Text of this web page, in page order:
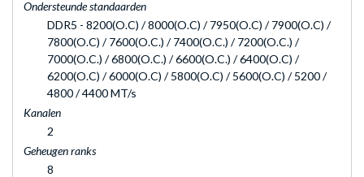
Ondersteunde standaarden
DDR5 - 8200(O.C) / 8000(O.C) / 7950(O.C) / 7900(O.C) /
7800(O.C) / 7600(O.C.) / 7400(O.C.) / 7200(O.C.) /
7000(O.C.) / 6800(O.C.) / 6600(O.C.) / 6400(O.C) /
6200(O.C) / 6000(O.C) / 5800(O.C) / 5600(O.C) / 5200 /
4800 / 4400 MT/s
Kanalen
2
Geheugen ranks
8